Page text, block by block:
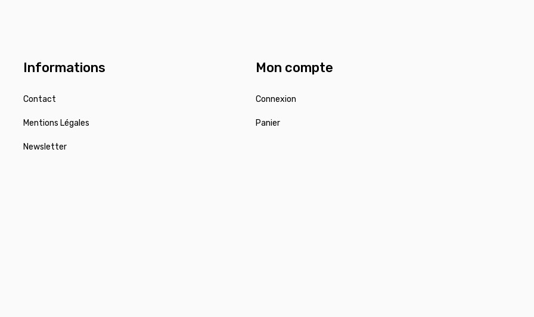
Informations
Contact
Mentions Légales
Newsletter
Mon compte
Connexion
Panier